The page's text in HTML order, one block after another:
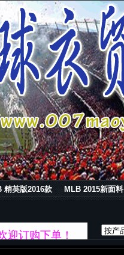
精英版2016款 MLB 2015新面料
迎订购下单！